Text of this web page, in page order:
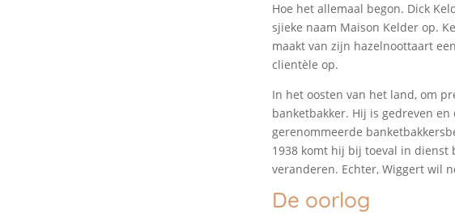
Hoe het allemaal begon. Dick
sjieke naam Maison Kelder op.
maakt van zijn hazelnoottaart
clientèle op.
In het oosten van het land, om
banketbakker. Hij is gedreven
gerenommeerde
1938 komt hij bij toeval in dienst
veranderen. Echter, Wiggert wil
De oorlog